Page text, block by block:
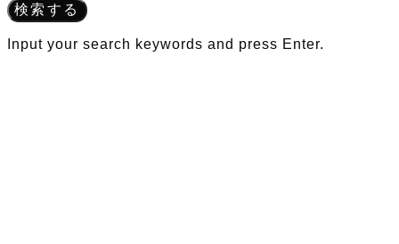
検索する
Input your search keywords and press Enter.